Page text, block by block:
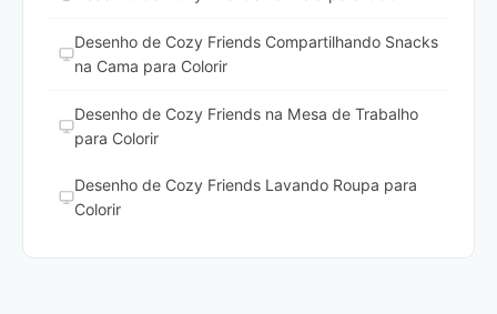
Desenho de Cozy Friends Compartilhando Snacks
na Cama para Colorir
Desenho de Cozy Friends na Mesa de Trabalho
para Colorir
Desenho de Cozy Friends Lavando Roupa para
Colorir